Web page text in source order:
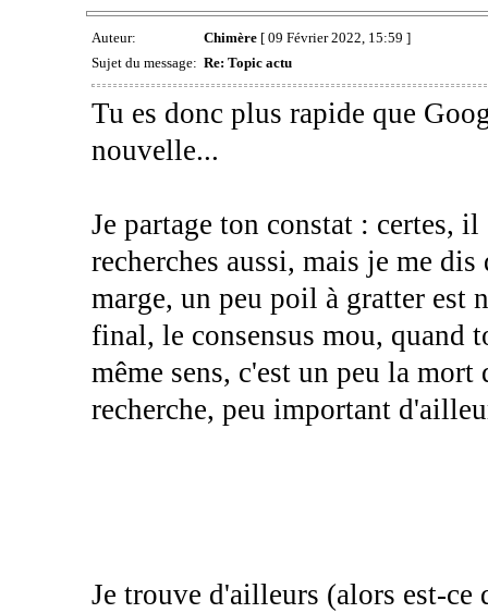
Auteur: Chimère[ 09 Février 2022, 15:59 ]
Sujet du message: Re: Topic actu
Tu es donc plus rapide que
nouvelle...
Je partage ton constat : certes,
recherches aussi, mais je me
marge, un peu poil à gratter est
final, le consensus mou, quand
même sens, c'est un peu la
recherche, peu important
Je trouve d'ailleurs (alors est-ce